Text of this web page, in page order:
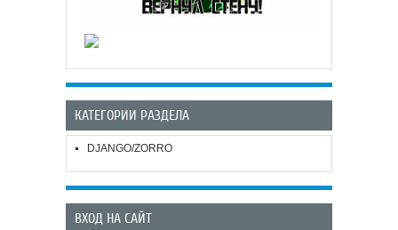
КАТЕГОРИИ РАЗДЕЛА
DJANGO/ZORRO
ВХОД НА САЙТ